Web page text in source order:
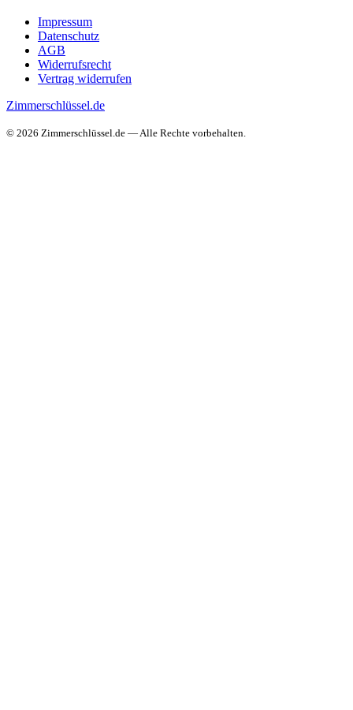
Impressum
Datenschutz
AGB
Widerrufsrecht
Vertrag widerrufen
Zimmerschlüssel.de
© 2026 Zimmerschlüssel.de — Alle Rechte vorbehalten.